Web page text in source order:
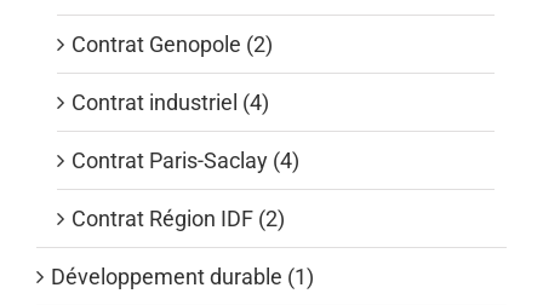
Contrat Genopole (2)
Contrat industriel (4)
Contrat Paris-Saclay (4)
Contrat Région IDF (2)
Développement durable (1)